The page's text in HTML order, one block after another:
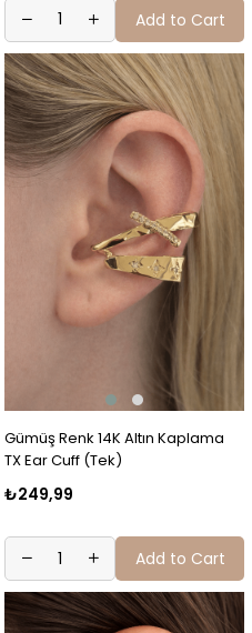
Add to Cart
Gümüş Renk 14K Altın Kaplama
TX Ear Cuff (Tek)
₺249,99
Add to Cart